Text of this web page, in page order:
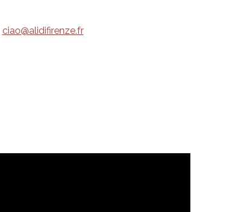
ciao@alidifirenze.fr